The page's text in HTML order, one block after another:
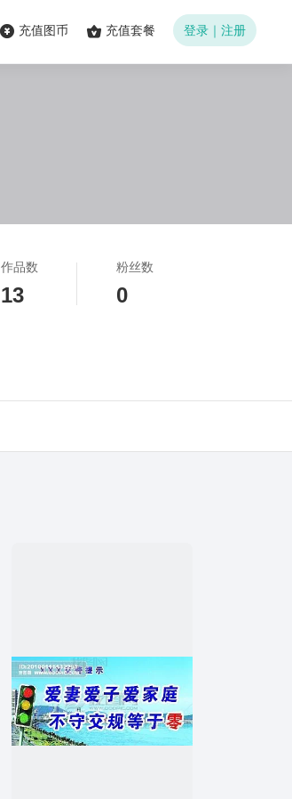
充值图币 充值套餐 登录｜注册
作品数
13
粉丝数
0